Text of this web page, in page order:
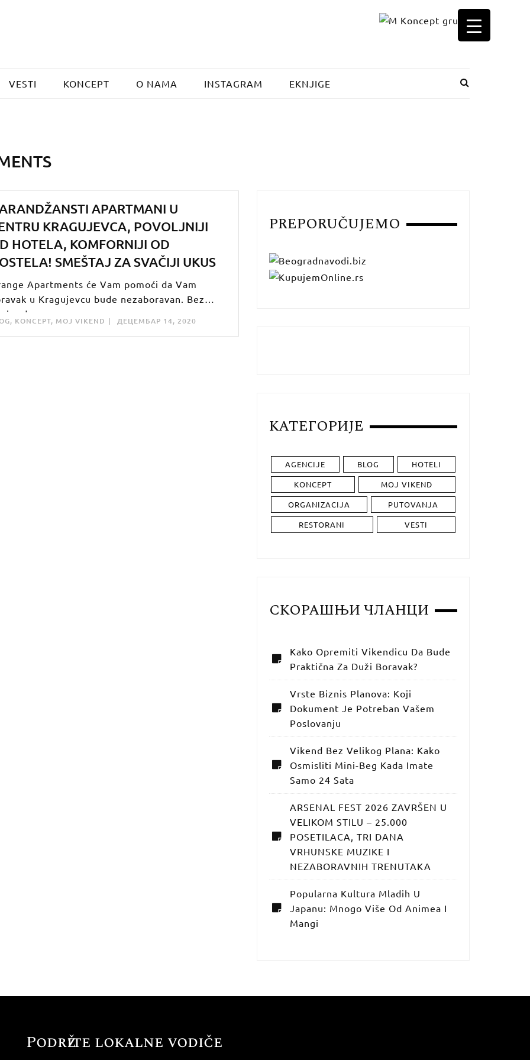
VESTI KONCEPT O NAMA INSTAGRAM EKNJIGE
APARTMANI U
KRAGUJEVCA, POVOLJNIJI
HOTELA, KOMFORNIJI OD
SMEŠTAJ ZA SVAČIJI UKUS
Apartments će Vam pomoći da Vam
u Kragujevcu bude nezaboravan. Bez
da
, KONCEPT, MOJ VIKEND ДЕЦЕМБАР 14, 2020
PREPORUČUJEMO
КАТЕГОРИЈЕ
AGENCIJE BLOG
HOTELI
KONCEPT
MOJ VIKEND
ORGANIZACIJA
PUTOVANJA
RESTORANI
VESTI
СКОРАШЊИ ЧЛАНЦИ
Kako Opremiti Vikendicu Da Bude
Praktična Za Duži Boravak?
Vrste Biznis Planova: Koji
Dokument Je Potreban Vašem
Poslovanju
Vikend Bez Velikog Plana: Kako
Osmisliti Mini-Beg Kada Imate
Samo 24 Sata
ARSENAL FEST 2026 ZAVRŠEN U
VELIKOM STILU – 25.000
POSETILACA, TRI DANA
VRHUNSKE MUZIKE I
NEZABORAVNIH TRENUTAKA
Popularna Kultura Mladih U
Japanu: Mnogo Više Od Animea I
Mangi
Podržite lokalne vodiče